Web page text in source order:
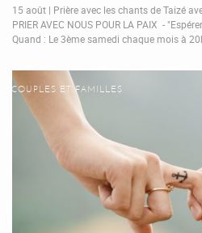
15 août | Prière avec les chants de Taizé
PRIER AVEC NOUS POUR LA PAIX -
Quand : Le 3ème samedi chaque mois à
COUPLES ET FAMILLES